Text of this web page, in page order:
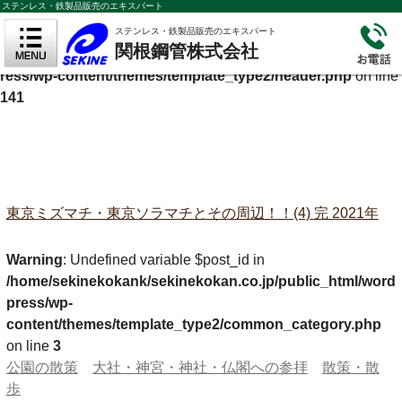
Warning
: Undefined variable $cf_description in
/home/sekinekokank/sekinekokan.co.jp/public_html/wordp
ress/wp-content/themes/template_type2/header.phpon line
141
ステンレス・鉄製品販売のエキスパート
ステンレス・鉄製品販売のエキスパート
関根鋼管株式会社
東京ミズマチ・東京ソラマチとその周辺！！(4) 完 2021年
Warning: Undefined variable $post_id in
/home/sekinekokank/sekinekokan.co.jp/public_html/word
press/wp-
content/themes/template_type2/common_category.php
on line 3
公園の散策
大社・神宮・神社・仏閣への参拝
散策・散
歩